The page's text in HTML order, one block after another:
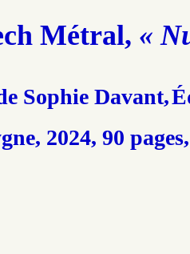
Métral, «
Sophie Davant,
2024, 90